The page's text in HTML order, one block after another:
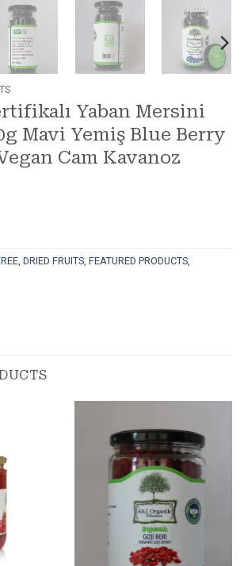
Yaban Mersini
Mavi Yemiş Blue Berry
Cam Kavanoz
, DRIED FRUITS, FEATURED PRODUCTS,